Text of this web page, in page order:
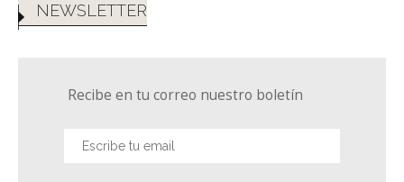
NEWSLETTER
Recibe en tu correo nuestro boletín